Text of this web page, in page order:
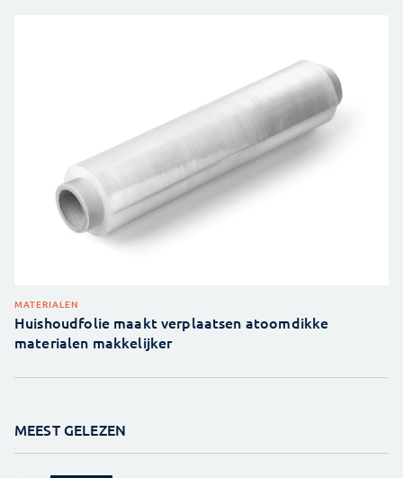
MATERIALEN
Huishoudfolie maakt verplaatsen atoomdikke
materialen makkelijker
MEEST GELEZEN